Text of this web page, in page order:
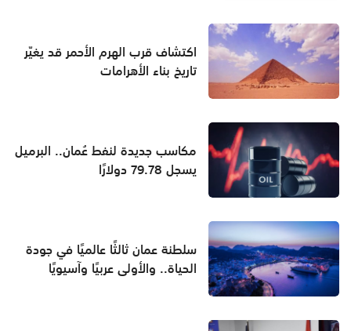
اكتشاف قرب الهرم الأحمر قد يغيّر
تاريخ بناء الأهرامات
مكاسب جديدة لنفط عُمان.. البرميل
يسجل 79.78 دولارًا
سلطنة عمان ثالثًا عالميًا في جودة
الحياة.. والأولى عربيًا وآسيويًا